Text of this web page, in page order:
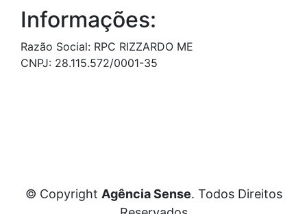
Informações:
Razão Social: RPC RIZZARDO ME
CNPJ: 28.115.572/0001-35
© Copyright Agência Sense. Todos Direitos